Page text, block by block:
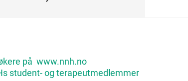
på www.nnh.no
student- og terapeutmedlemmer